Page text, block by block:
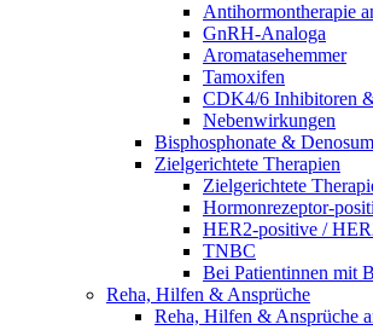
Antihormontherapie
GnRH-Analoga
Aromatasehemmer
Tamoxifen
CDK4/6 Inhibitoren
Nebenwirkungen
Bisphosphonate &
Zielgerichtete Therapien
Zielgerichtete
Hormonrezeptor-
HER2-positive /
TNBC
Bei Patientinnen mit
Reha, Hilfen & Ansprüche
Reha, Hilfen & Ansprüche